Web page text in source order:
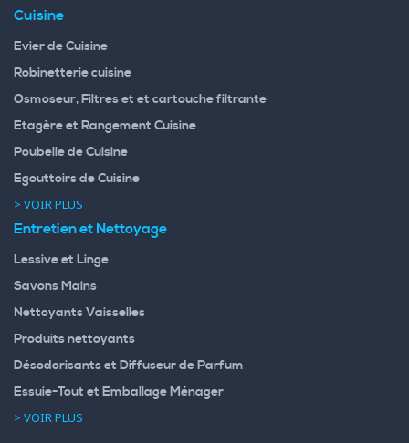
Cuisine
Evier de Cuisine
Robinetterie cuisine
Osmoseur, Filtres et et cartouche filtrante
Etagère et Rangement Cuisine
Poubelle de Cuisine
Egouttoirs de Cuisine
> VOIR PLUS
Entretien et Nettoyage
Lessive et Linge
Savons Mains
Nettoyants Vaisselles
Produits nettoyants
Désodorisants et Diffuseur de Parfum
Essuie-Tout et Emballage Ménager
> VOIR PLUS